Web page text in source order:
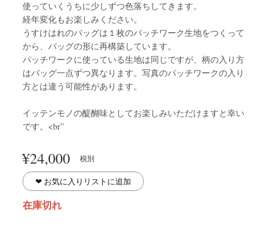
使っていくうちに少しずつ色落ちしてきます。
経年変化もお楽しみください。
うすけはれのバッグは１枚のパッチワーク生地をつくって
から、バッグの形に再構築しています。
パッチワークに使っている生地は同じですが、柄の入り方
はバッグ一点ずつ異なります。写真のパッチワークの入り
方とは違う可能性があります。
イッテンモノの醍醐味としてお楽しみいただけますと幸い
です。<br”
¥24,000 税別
❤︎ お気に入りリストに追加
在庫切れ